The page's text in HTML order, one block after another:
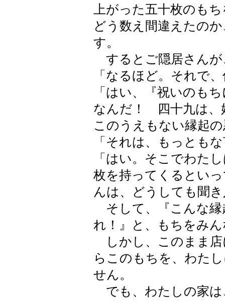
上がった五十枚のも
どう数え間違えたの
す。
するとご隠居さんが
「なるほど。それで
「はい、『祝いのも
なんだ！ 四十九は、
このうえもない縁起
「それは、もっとも
「はい。そこでわた
枚を持ってくるとい
んは、どうしても聞
そして、『こんな縁
れ！』と、もちをみ
しかし、このまま店
らこのもちを、わた
せん。
でも、わたしの家は